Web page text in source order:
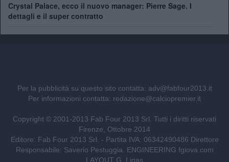
Crystal Palace, ecco il nuovo manager: Pierre Sage. I
dettagli e il super contratto
Per la pubblicità su questo sito contatta: adv@fabfour2013.it
Per informazioni contatta: redazione@calciopremier.it
Copyright © 2001-2013 Fab Four 2013 Srl. Tutti i diritti riservati
Firenze, Ottobre 2014
Editore: Fab Four 2013 Srl. - Partita IVA: 06342490486 Direttore
Responsabile: Saverio Pestuggia. ENGINEERING fgiova.com
LAYOUT G. Ligas